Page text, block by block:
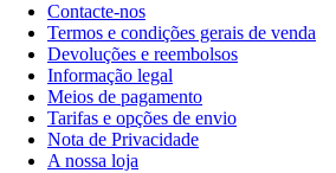
Contacte-nos
Termos e condições gerais de venda
Devoluções e reembolsos
Informação legal
Meios de pagamento
Tarifas e opções de envio
Nota de Privacidade
A nossa loja